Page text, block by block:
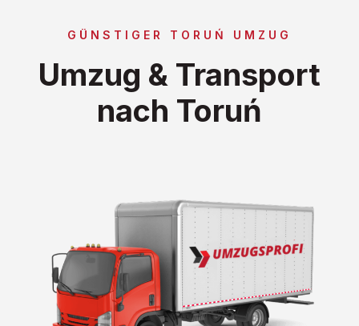
GÜNSTIGER TORUŃ UMZUG
Umzug & Transport
nach Toruń